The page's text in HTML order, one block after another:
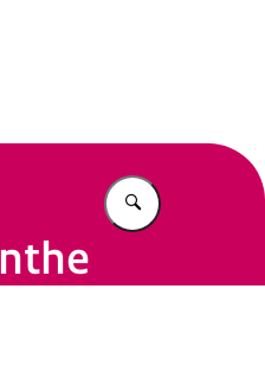
Vul in wat u